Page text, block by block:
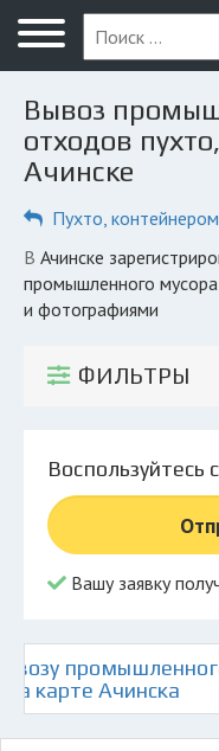
Главная
Вопрос юристу
Ачинск
ПОЛЬЗОВАТЕЛЯМ
Компании
Экоблог
Личный кабинет
Вывоз
отходов
Ачинске
Пухто, контейнером
в Ачинске зарегистрированы 4 компании по вывозу
промышленного
и фотографиями
ФИЛЬТРЫ
Воспользуйтесь
Вашу заявку
карте Ачинска